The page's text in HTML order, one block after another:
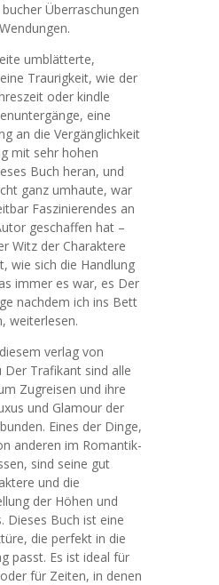
Überraschungen
umblätterte,
Traurigkeit, wie der
oder kindle
eine
an die Vergänglichkeit
mit sehr hohen
Buch heran, und
ganz umhaute, war
Faszinierendes an
geschaffen hat –
Witz der Charaktere
wie sich die Handlung
immer es war, es Der
nachdem ich ins Bett
weiterlesen.
verlag von
Der Trafikant sind alle
Zugreisen und ihre
und Glamour der
Eines der Dinge,
anderen im Romantik-
sind seine gut
und die
der Höhen und
Dieses Buch ist eine
die perfekt in die
passt. Es ist ideal für
für Zeiten, in denen